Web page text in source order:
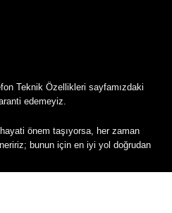
Teknik Özellikleri sayfamızdaki
edemeyiz.
önem taşıyorsa, her zaman
bunun için en iyi yol doğrudan